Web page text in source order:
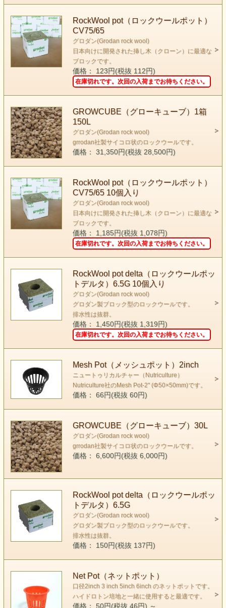
RockWool pot（ロックウールポット）
CV75/65
グロダン(Grodan rock wool)
日本向けに開発された挿し木（クローン）に最適な
ブロックです。
価格： 123円(税抜 112円)
在庫切れです。次回の入荷までお待ちください。
GROWCUBE（グローキューブ）1箱
150L
グロダン(Grodan rock wool)
grrodan社製サイコロ状のロックウールです。
価格： 31,350円(税抜 28,500円)
RockWool pot（ロックウールポット）
CV75/65 10個入り
グロダン(Grodan rock wool)
日本向けに開発された挿し木（クローン）に最適な
ブロックです。
価格： 1,185円(税抜 1,078円)
在庫切れです。次回の入荷までお待ちください。
RockWool pot delta（ロックウールポッ
トデルタ）6.5G 10個入り
グロダン(Grodan rock wool)
グロダン製ブロック型のロックウールです。
排水性は抜群。
価格： 1,450円(税抜 1,319円)
在庫切れです。次回の入荷までお待ちください。
Mesh Pot（メッシュポット）2inch
ニュートゥリカルチャー（Nutriculture）
Nutriculture社のMesh Pot-2" (Φ50×50mm)です。
価格： 66円(税抜 60円)
GROWCUBE（グローキューブ）30L
グロダン(Grodan rock wool)
grrodan社製サイコロ状のロックウールです。
価格： 6,600円(税抜 6,000円)
RockWool pot delta（ロックウールポッ
トデルタ）6.5G
グロダン(Grodan rock wool)
グロダン製ブロック型のロックウールです。
排水性は抜群。
価格： 150円(税抜 137円)
Net Pot（ネットポット）
口径2inch 3 inch 5inch 6inch のネットポットです。
ハイドロトン培地と一緒に使用すると最適です。
価格： 50円(税抜 46円) ～